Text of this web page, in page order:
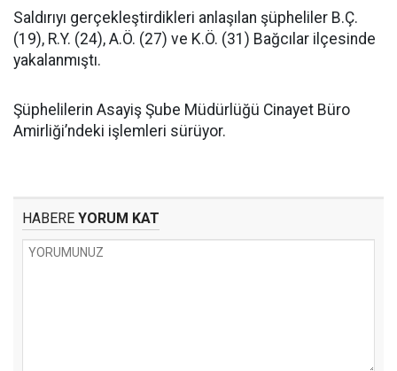
Saldırıyı gerçekleştirdikleri anlaşılan şüpheliler B.Ç.
(19), R.Y. (24), A.Ö. (27) ve K.Ö. (31) Bağcılar ilçesinde
yakalanmıştı.
Şüphelilerin Asayiş Şube Müdürlüğü Cinayet Büro
Amirliği’ndeki işlemleri sürüyor.
HABERE YORUM KAT